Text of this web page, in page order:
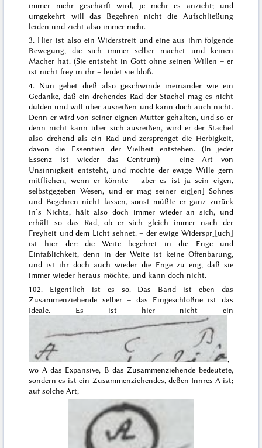
immer mehr geschärft wird, je mehr es anzieht; und
umgekehrt will das Begehren nicht die Aufschließung
leiden und zieht also immer mehr.
3. Hier ist also ein Widerstreit und eine aus ihm folgende
Bewegung,die sich immer selber machet und keinen
Macher hat. (Sie entsteht in Gott ohne seinen Willen – er
ist nicht frey in ihr – leidet sie bloß.
4. Nun gehet dieß also geschwinde ineinander wie ein
Gedanke, daß ein drehendes Rad der Stachel mag es nicht
dulden und will überausreißen und kann doch auch nicht.
Denn er wird von seiner eignen Mutter gehalten, und so er
denn nicht kann über sich ausreißen, wird erder Stachel
also drehend als ein Rad und zersprenget die Herbigkeit,
davon die Essentien der Vielheit entstehen. (In jeder
Essenz ist wieder das Centrum) – eine Art von
Unsinnigkeit entsteht, und möchte der ewige Wille gern
mitfliehen, wenn er könnte – aber es ist ja sein eigen,
selbstgegeben Wesen, und er mag seiner eig[en] Sohnes
und Begehren nicht lassen, sonst müßte er ganz zurück
in’s Nichts, hält also doch immer wieder an sich, und
erhält so das Rad, ob er sich gleich immer nach der
Freyheit und dem Licht sehnet. – der ewige Widerspr˖[uch]
ist hier der: die Weite begehret in die Enge und
Einfaßlichkeit, denn in der Weite ist keine Offenbarung,
und ist ihr doch auch wieder die Enge zu eng, daß sie
immer wieder heraus möchte, und kann doch nicht.
102. Eigentlich ist es so. Das Band ist eben das
Zusammenziehende selber – das Eingeschloßne ist das
Ideale. Es ist hier nicht ein
,
wo A das Expansive, B das Zusammenziehende bedeutete,
sondern es ist ein Zusammenziehendes, deßen Innres A ist;
auf solche Art;